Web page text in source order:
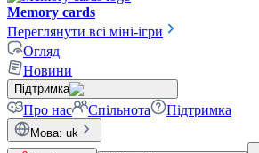
Memory cards
Переглянути всі міні-ігри
Огляд
Новини
Підтримка
Про нас Спільнота Підтримка
Мова: uk